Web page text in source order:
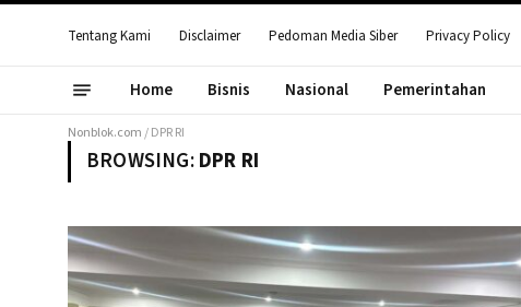
Tentang Kami Disclaimer Pedoman Media Siber Privacy Policy
Home Bisnis Nasional Pemerintahan
Nonblok.com/DPR RI
BROWSING:DPR RI